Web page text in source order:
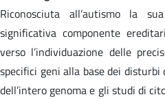
Riconosciuta all’autismo la
significativa componente
verso l’individuazione delle
specifici geni alla base dei disturbi
dell’intero genoma e gli studi di